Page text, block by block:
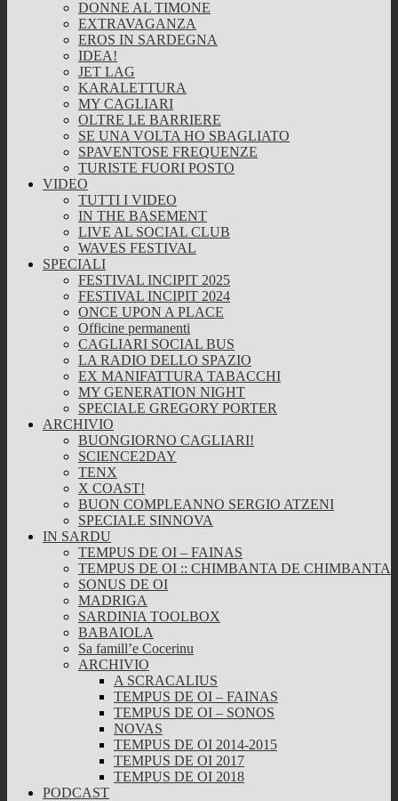
DONNE AL TIMONE
EXTRAVAGANZA
EROS IN SARDEGNA
IDEA!
JET LAG
KARALETTURA
MY CAGLIARI
OLTRE LE BARRIERE
SE UNA VOLTA HO SBAGLIATO
SPAVENTOSE FREQUENZE
TURISTE FUORI POSTO
VIDEO
TUTTI I VIDEO
IN THE BASEMENT
LIVE AL SOCIAL CLUB
WAVES FESTIVAL
SPECIALI
FESTIVAL INCIPIT 2025
FESTIVAL INCIPIT 2024
ONCE UPON A PLACE
Officine permanenti
CAGLIARI SOCIAL BUS
LA RADIO DELLO SPAZIO
EX MANIFATTURA TABACCHI
MY GENERATION NIGHT
SPECIALE GREGORY PORTER
ARCHIVIO
BUONGIORNO CAGLIARI!
SCIENCE2DAY
TENX
X COAST!
BUON COMPLEANNO SERGIO ATZENI
SPECIALE SINNOVA
IN SARDU
TEMPUS DE OI – FAINAS
TEMPUS DE OI :: CHIMBANTA DE CHIMBANTA
SONUS DE OI
MADRIGA
SARDINIA TOOLBOX
BABAIOLA
Sa famill’e Cocerinu
ARCHIVIO
A SCRACALIUS
TEMPUS DE OI – FAINAS
TEMPUS DE OI – SONOS
NOVAS
TEMPUS DE OI 2014-2015
TEMPUS DE OI 2017
TEMPUS DE OI 2018
PODCAST